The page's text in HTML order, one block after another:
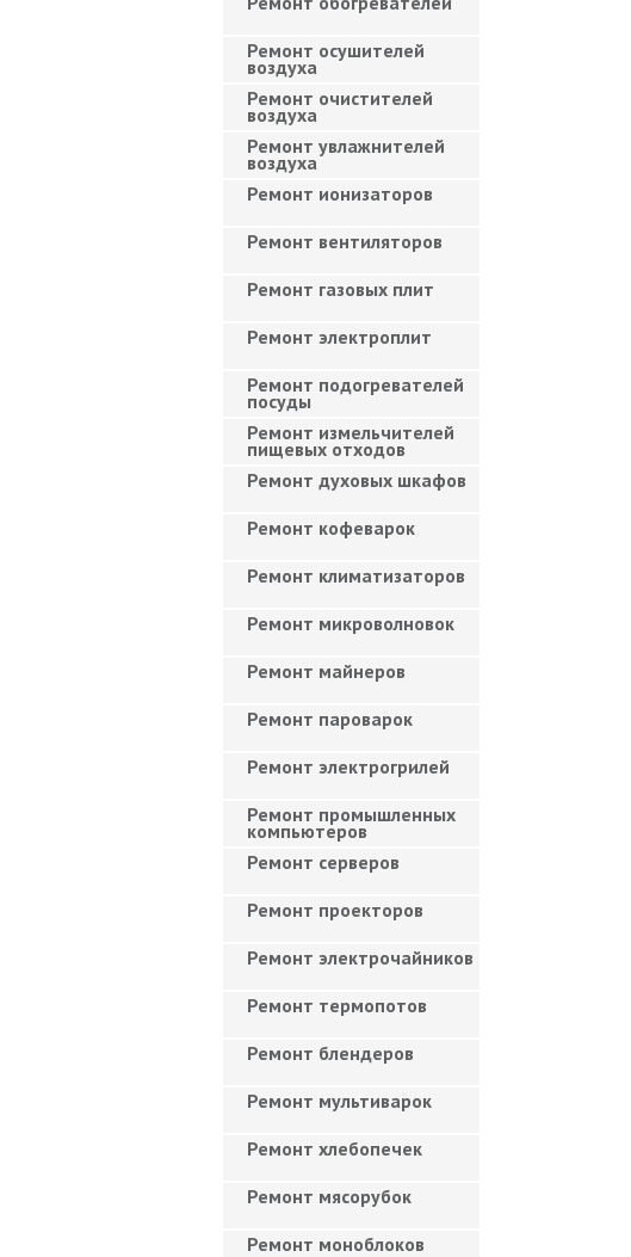
Ремонт осушителей
воздуха
Ремонт очистителей
воздуха
Ремонт увлажнителей
воздуха
Ремонт ионизаторов
Ремонт вентиляторов
Ремонт газовых плит
Ремонт электроплит
Ремонт подогревателей
посуды
Ремонт измельчителей
пищевых отходов
Ремонт духовых шкафов
Ремонт кофеварок
Ремонт климатизаторов
Ремонт микроволновок
Ремонт майнеров
Ремонт пароварок
Ремонт электрогрилей
Ремонт промышленных
компьютеров
Ремонт серверов
Ремонт проекторов
Ремонт электрочайников
Ремонт термопотов
Ремонт блендеров
Ремонт мультиварок
Ремонт хлебопечек
Ремонт мясорубок
Ремонт моноблоков